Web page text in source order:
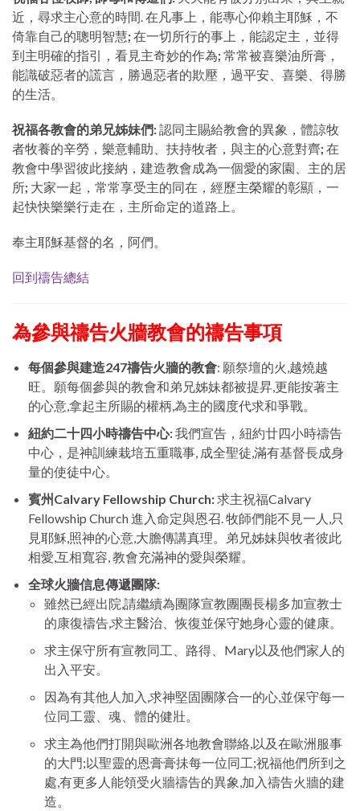
近，尋求主心意的時間. 在凡事上，能專心仰賴主耶穌，不
倚靠自己的聰明智慧;在一切所行的事上，能認定主，並得
到主明確的指引，看見主奇妙的作為;常常被喜樂油所膏，
能識破惡者的謊言，勝過惡者的欺壓，過平安、喜樂、得勝
的生活。
祝福各教會的弟兄姊妹們:認同主賜給教會的異象，體諒牧
者牧養的辛勞，樂意輔助、扶持牧者，與主的心意對齊;在
教會中學習彼此接納，建造教會成為一個愛的家園、主的居
所; 大家一起，常常享受主的同在，經歷主榮耀的彰顯，一
起快快樂樂行走在，主所命定的道路上。
奉主耶穌基督的名，阿們。
回到禱告總結
為參與禱告火牆教會的禱告事項
每個參與建造247禱告火牆的教會: 願祭壇的火,越燒越
旺。願每個參與的教會和弟兄姊妹都被提昇,更能按著主
的心意,拿起主所賜的權柄,為主的國度代求和爭戰。
紐約二十四小時禱告中心:我們宣告，紐約廿四小時禱告
中心，是神訓練栽培五重職事, 成全聖徒,滿有基督長成身
量的使徒中心。
賓州Calvary Fellowship Church:求主祝福Calvary
Fellowship Church 進入命定與恩召. 牧師們能不見一人,只
見耶穌,照神的心意,大膽傳講真理。弟兄姊妹與牧者彼此
相愛,互相寬容, 教會充滿神的愛與榮耀。
全球火牆信息傳遞團隊:
雖然已經出院,請繼續為團隊宣教團團長楊多加宣教士
的康復禱告,求主醫治、恢復並保守她身心靈的健康。
求主保守所有宣教同工、路得、Mary以及他們家人的
出入平安。
因為有其他人加入,求神堅固團隊合一的心,並保守每一
位同工靈、魂、體的健壯。
求主為他們打開與歐洲各地教會聯絡,以及在歐洲服事
的大門;以聖靈的恩膏膏抺每一位同工;祝福他們所到之
處,有更多人能領受火牆禱告的異象,加入禱告火牆的建
造。